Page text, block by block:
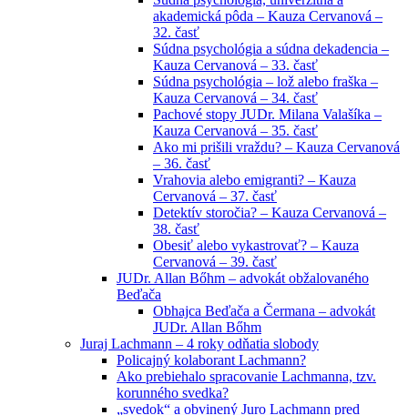
akademická pôda – Kauza Cervanová –
32. časť
Súdna psychológia a súdna dekadencia –
Kauza Cervanová – 33. časť
Súdna psychológia – lož alebo fraška –
Kauza Cervanová – 34. časť
Pachové stopy JUDr. Milana Valašíka –
Kauza Cervanová – 35. časť
Ako mi prišili vraždu? – Kauza Cervanová
– 36. časť
Vrahovia alebo emigranti? – Kauza
Cervanová – 37. časť
Detektív storočia? – Kauza Cervanová –
38. časť
Obesiť alebo vykastrovať? – Kauza
Cervanová – 39. časť
JUDr. Allan Bőhm – advokát obžalovaného
Beďača
Obhajca Beďača a Čermana – advokát
JUDr. Allan Bőhm
Juraj Lachmann – 4 roky odňatia slobody
Policajný kolaborant Lachmann?
Ako prebiehalo spracovanie Lachmanna, tzv.
korunného svedka?
„svedok“ a obvinený Juro Lachmann pred